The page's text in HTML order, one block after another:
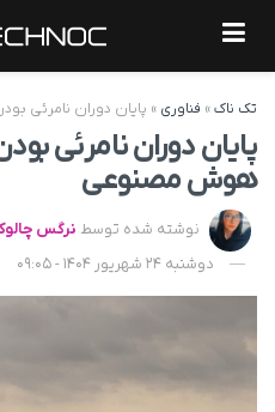
تک ناک» فناوری » پایان دوران نامرئی
پایان دوران نامرئی
هوش مصنوعی
نوشته شده توسط نرگس
دوشنبه 24 شهریور 1404 - 09:05